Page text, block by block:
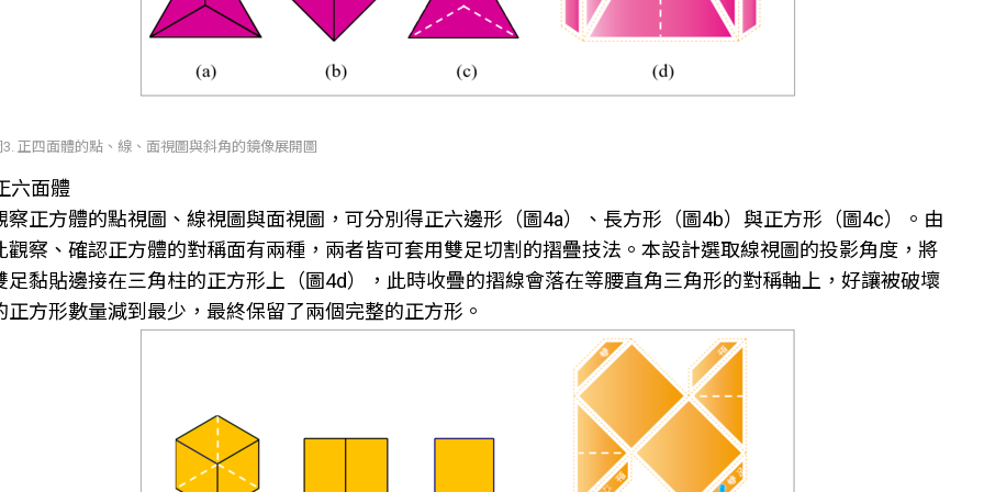
3. 正四面體的點、線、面視圖與斜角的鏡像展開圖
六面體
察正方體的點視圖、線視圖與面視圖，可分別得正六邊形（圖4a）、長方形（圖4b）與正方形（圖4c）。由
觀察、確認正方體的對稱面有兩種，兩者皆可套用雙足切割的摺疊技法。本設計選取線視圖的投影角度，將
足黏貼邊接在三角柱的正方形上（圖4d），此時收疊的摺線會落在等腰直角三角形的對稱軸上，好讓被破壞
正方形數量減到最少，最終保留了兩個完整的正方形。